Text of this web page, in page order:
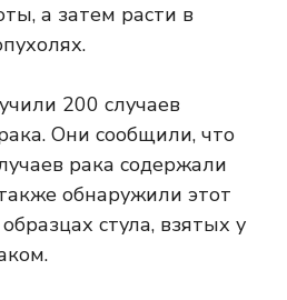
а затем расти в
200 случаев
Они сообщили, что
рака содержали
обнаружили этот
стула, взятых у